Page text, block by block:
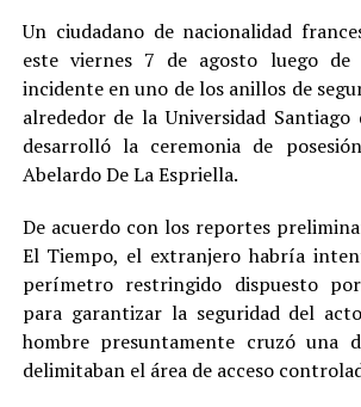
Un ciudadano de nacionalidad
este viernes 7 de agosto luego de
incidente en uno de los anillos de
alrededor de la Universidad Santiago
desarrolló la ceremonia de
Abelardo De La Espriella.
De acuerdo con los reportes
El Tiempo, el extranjero habría
perímetro restringido dispuesto
para garantizar la seguridad del
hombre presuntamente cruzó una
delimitaban el área de acceso